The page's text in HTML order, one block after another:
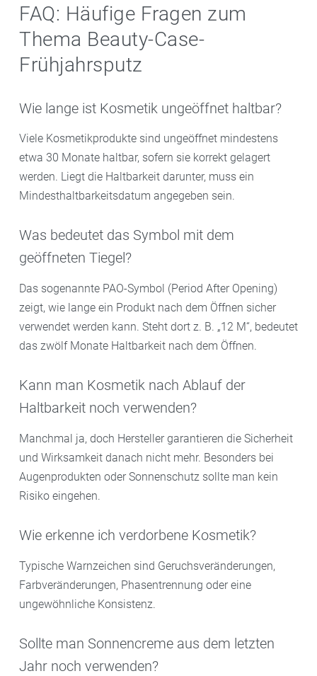
FAQ: Häufige Fragen zum
Thema Beauty-Case-
Frühjahrsputz
Wie lange ist Kosmetik ungeöffnet haltbar?
Viele Kosmetikprodukte sind ungeöffnet mindestens
etwa 30 Monate haltbar, sofern sie korrekt gelagert
werden. Liegt die Haltbarkeit darunter, muss ein
Mindesthaltbarkeitsdatum angegeben sein.
Was bedeutet das Symbol mit dem
geöffneten Tiegel?
Das sogenannte PAO-Symbol (Period After Opening)
zeigt, wie lange ein Produkt nach dem Öffnen sicher
verwendet werden kann. Steht dort z. B. „12 M“, bedeutet
das zwölf Monate Haltbarkeit nach dem Öffnen.
Kann man Kosmetik nach Ablauf der
Haltbarkeit noch verwenden?
Manchmal ja, doch Hersteller garantieren die Sicherheit
und Wirksamkeit danach nicht mehr. Besonders bei
Augenprodukten oder Sonnenschutz sollte man kein
Risiko eingehen.
Wie erkenne ich verdorbene Kosmetik?
Typische Warnzeichen sind Geruchsveränderungen,
Farbveränderungen, Phasentrennung oder eine
ungewöhnliche Konsistenz.
Sollte man Sonnencreme aus dem letzten
Jahr noch verwenden?